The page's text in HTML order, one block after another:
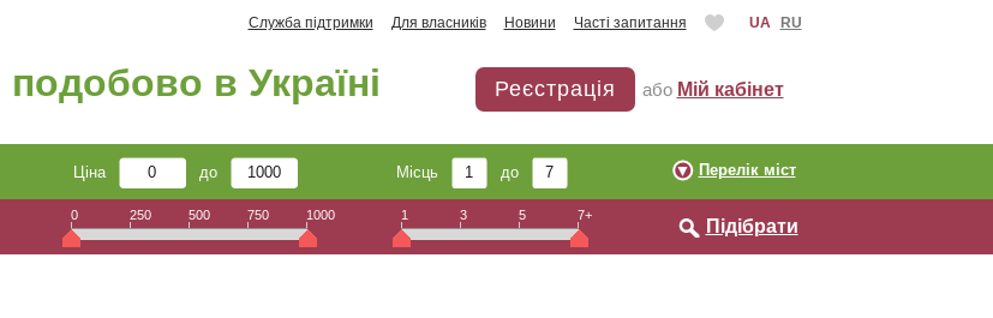
Служба підтримки Для власників Новини Часті запитання UA RU
подобово в Україні Реєстрація або Мій кабінет
Ціна до Місць до Перелік міст
0 250 500 750 1000 1 3 5 7+
Підібрати